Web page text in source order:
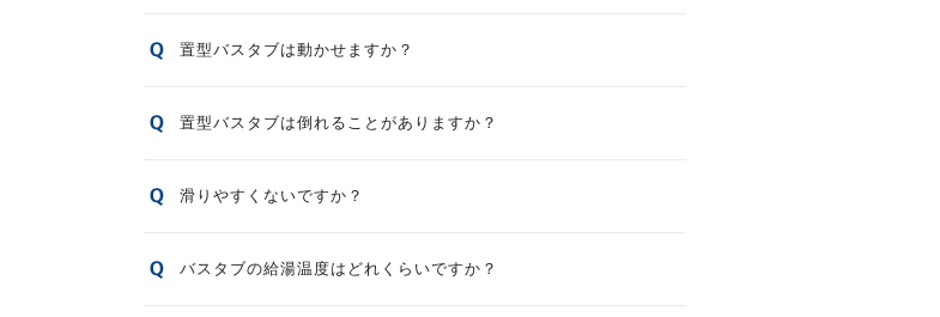
置型バスタブは動かせますか？
置型バスタブは倒れることがありますか？
滑りやすくないですか？
バスタブの給湯温度はどれくらいですか？